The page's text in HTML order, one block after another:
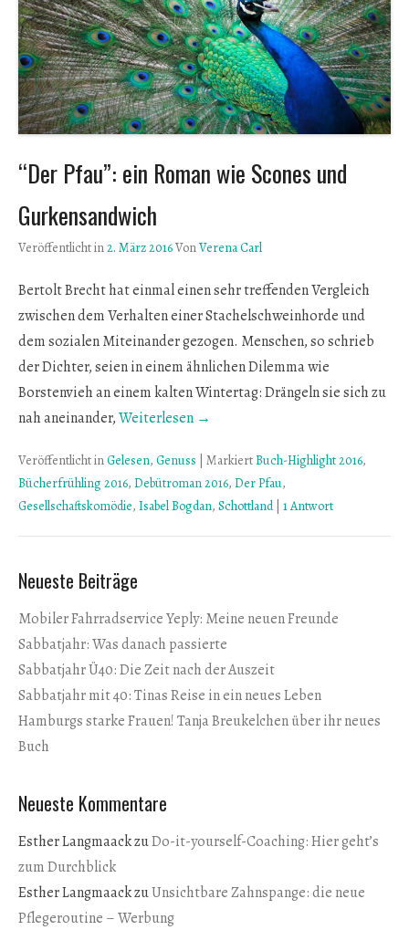
“Der Pfau”: ein Roman wie Scones und
Gurkensandwich
Veröffentlicht in2. März 2016VonVerena Carl
Bertolt Brecht hat einmal einen sehr treffenden Vergleich
zwischen dem Verhalten einer Stachelschweinhorde und
dem sozialen Miteinander gezogen. Menschen, so schrieb
der Dichter, seien in einem ähnlichen Dilemma wie
Borstenvieh an einem kalten Wintertag: Drängeln sie sich zu
nah aneinander,Weiterlesen →
Veröffentlicht inGelesen, Genuss MarkiertBuch-Highlight 2016,
Bücherfrühling 2016, Debütroman 2016, Der Pfau,
Gesellschaftskomödie, Isabel Bogdan, Schottland 1 Antwort
Neueste Beiträge
Mobiler Fahrradservice Yeply: Meine neuen Freunde
Sabbatjahr: Was danach passierte
Sabbatjahr Ü40: Die Zeit nach der Auszeit
Sabbatjahr mit 40: Tinas Reise in ein neues Leben
Hamburgs starke Frauen! Tanja Breukelchen über ihr neues
Buch
Neueste Kommentare
Esther LangmaackzuDo-it-yourself-Coaching: Hier geht’s
zum Durchblick
Esther LangmaackzuUnsichtbare Zahnspange: die neue
Pflegeroutine – Werbung